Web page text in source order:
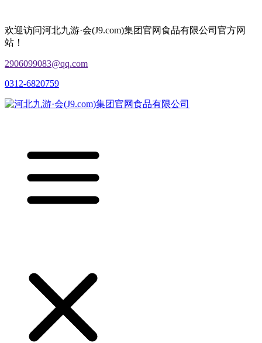
欢迎访问河北九游·会(J9.com)集团官网食品有限公司官方网
站！
2906099083@qq.com
0312-6820759